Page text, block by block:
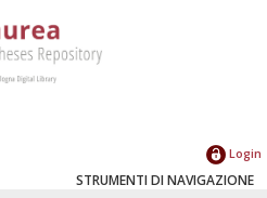
Login
STRUMENTI DI NAVIGAZIONE